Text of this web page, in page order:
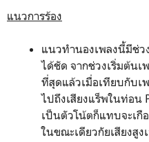
แนวการร้อง
แนวทำนองเพลงนี้มีช่ว
ได้ชัด จากช่วงเริ่มต้นเ
ที่สุดแล้วเมื่อเทียบกับเ
ไปถึงเสียงแร็พในท่อน
เป็นตัวโน้ตก็แทบจะเกื
ในขณะเดียวกัยเสียงสู